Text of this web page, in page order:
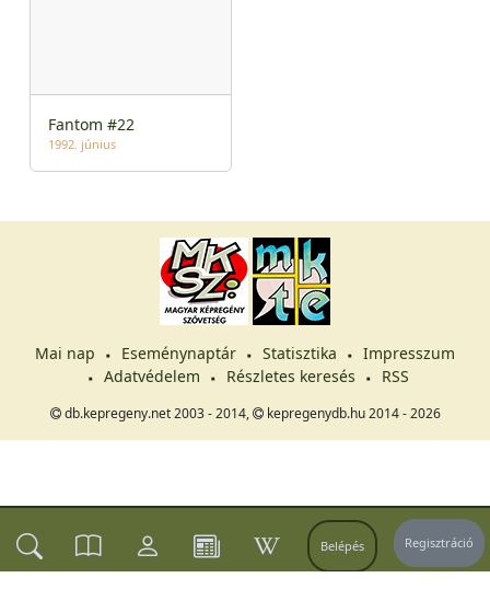
Belépés Regisztráció
Fantom #22
1992. június
Mai nap Eseménynaptár Statisztika
Impresszum
Adatvédelem
Részletes keresés RSS
db.kepregeny.net 2003 - 2014, kepregenydb.hu 2014 - 2026